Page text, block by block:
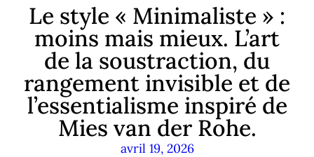
Le style « Minimaliste » :
moins mais mieux. L’art
de la soustraction, du
rangement invisible et de
l’essentialisme inspiré de
Mies van der Rohe.
avril 19, 2026